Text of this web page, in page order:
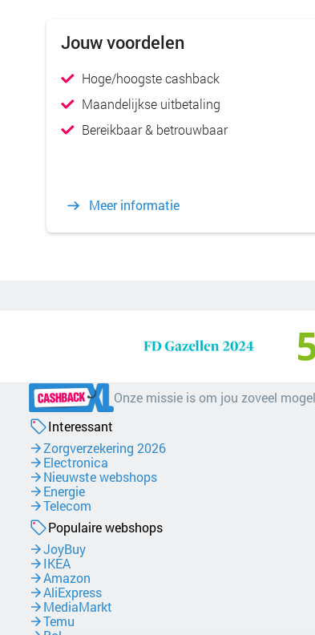
Jouw voordelen
Hoge/hoogste cashback
Maandelijkse uitbetaling
Bereikbaar & betrouwbaar
Meer informatie
Onze missie is om jou zoveel
Interessant
Zorgverzekering 2026
Electronica
Nieuwste webshops
Energie
Telecom
Populaire webshops
JoyBuy
IKEA
Amazon
AliExpress
MediaMarkt
Temu